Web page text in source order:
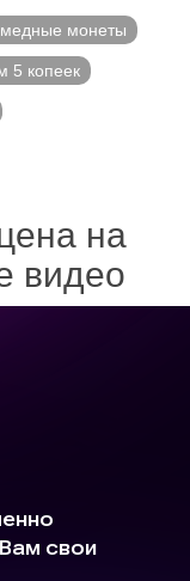
монеты
5 копеек
на
видео